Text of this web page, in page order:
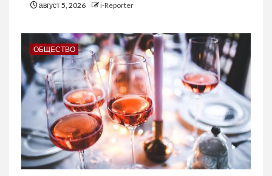
август 5, 2026 i-Reporter
ОБЩЕСТВО